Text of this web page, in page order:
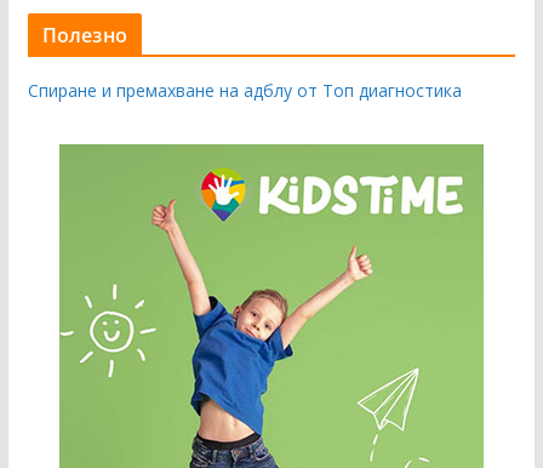
Полезно
Спиране и премахване на адблу от Топ диагностика